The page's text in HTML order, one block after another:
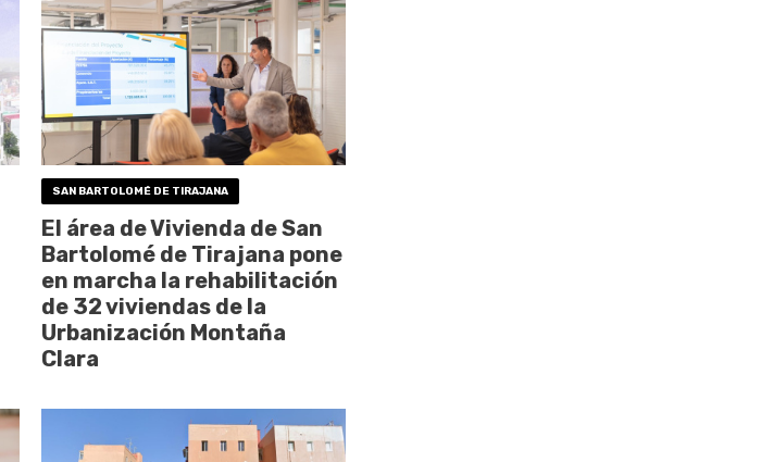
SAN BARTOLOMÉ DE TIRAJANA
El área de Vivienda de San
Bartolomé de Tirajana pone
en marcha la rehabilitación
de 32 viviendas de la
Urbanización Montaña
Clara